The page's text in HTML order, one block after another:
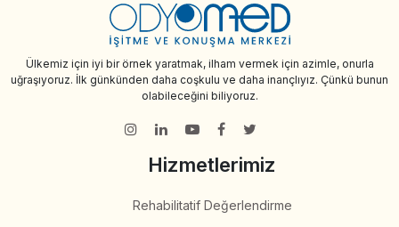
Ülkemiz için iyi bir örnek yaratmak, ilham vermek için azimle, onurla
uğraşıyoruz. İlk günkünden daha coşkulu ve daha inançlıyız. Çünkü bunun
olabileceğini biliyoruz.
Hizmetlerimiz
Rehabilitatif Değerlendirme